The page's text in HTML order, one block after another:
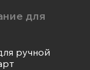
для
ручной